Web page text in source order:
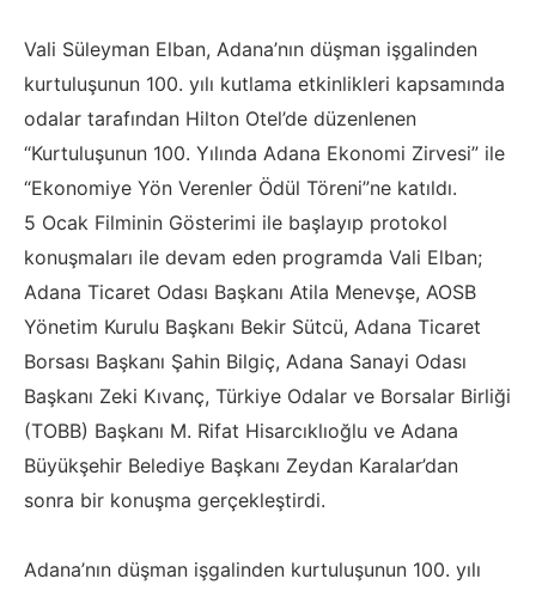
Vali Süleyman Elban, Adana’nın düşman işgalinden
kurtuluşunun 100. yılı kutlama etkinlikleri kapsamında
odalar tarafından Hilton Otel’de düzenlenen
“Kurtuluşunun 100. Yılında Adana Ekonomi Zirvesi” ile
“Ekonomiye Yön Verenler Ödül Töreni”ne katıldı.
5 Ocak Filminin Gösterimi ile başlayıp protokol
konuşmaları ile devam eden programda Vali Elban;
Adana Ticaret Odası Başkanı Atila Menevşe, AOSB
Yönetim Kurulu Başkanı Bekir Sütcü, Adana Ticaret
Borsası Başkanı Şahin Bilgiç, Adana Sanayi Odası
Başkanı Zeki Kıvanç, Türkiye Odalar ve Borsalar Birliği
(TOBB) Başkanı M. Rifat Hisarcıklıoğlu ve Adana
Büyükşehir Belediye Başkanı Zeydan Karalar’dan
sonra bir konuşma gerçekleştirdi.
Adana’nın düşman işgalinden kurtuluşunun 100. yılı